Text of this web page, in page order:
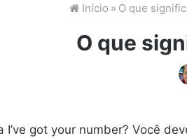
Início » O que
O que
I’ve got your number? Você